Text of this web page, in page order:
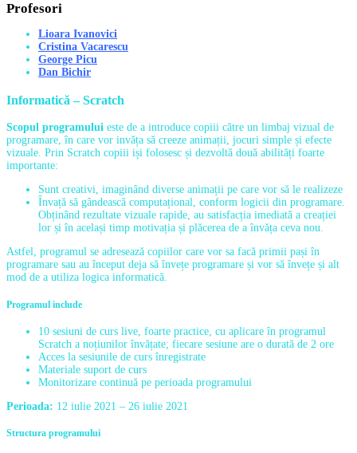
Profesori
Lioara Ivanovici
Cristina Vacarescu
George Picu
Dan Bichir
Informatică – Scratch
Scopul programului este de a introduce copiii către un limbaj vizual de
programare, în care vor invăța să creeze animații, jocuri simple și efecte
vizuale. Prin Scratch copiii iși folosesc și dezvoltă două abilități foarte
importante:
Sunt creativi, imaginând diverse animații pe care vor să le realizeze
Învață să gândească computațional, conform logicii din programare.
Obținând rezultate vizuale rapide, au satisfacția imediată a creației
lor și în același timp motivația și plăcerea de a învăța ceva nou.
Astfel, programul se adresează copiilor care vor sa facă primii pași în
programare sau au început deja să învețe programare și vor să învețe și alt
mod de a utiliza logica informatică.
Programul include
10 sesiuni de curs live, foarte practice, cu aplicare în programul
Scratch a noțiunilor învățate; fiecare sesiune are o durată de 2 ore
Acces la sesiunile de curs înregistrate
Materiale suport de curs
Monitorizare continuă pe perioada programului
Perioada: 12 iulie 2021 – 26 iulie 2021
Structura programului